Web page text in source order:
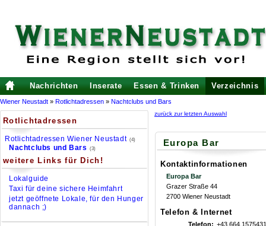
Nachrichten Inserate Essen & Trinken Verzeichnis
Wiener Neustadt » Rotlichtadressen » Nachtclubs und Bars
Rotlichtadressen
Rotlichtadressen Wiener Neustadt (4)
Nachtclubs und Bars (3)
weitere Links für Dich!
Lokalguide
Taxi für deine sichere Heimfahrt
jetzt geöffnete Lokale, für den Hunger
dannach ;)
zurück zur letzten Auswahl
Europa Bar
Kontaktinformationen
Europa Bar
Grazer Straße 44
2700 Wiener Neustadt
Telefon & Internet
Telefon: +43.664.1575431